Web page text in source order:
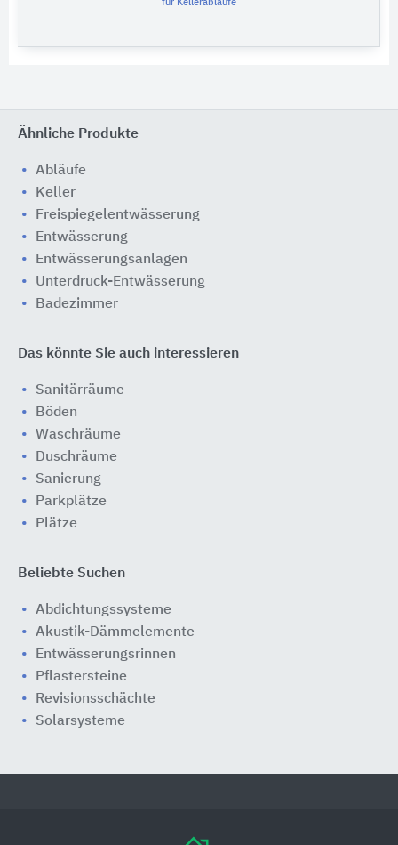
für Kellerabläufe
Ähnliche Produkte
Abläufe
Keller
Freispiegelentwässerung
Entwässerung
Entwässerungsanlagen
Unterdruck-Entwässerung
Badezimmer
Das könnte Sie auch interessieren
Sanitärräume
Böden
Waschräume
Duschräume
Sanierung
Parkplätze
Plätze
Beliebte Suchen
Abdichtungssysteme
Akustik-Dämmelemente
Entwässerungsrinnen
Pflastersteine
Revisionsschächte
Solarsysteme